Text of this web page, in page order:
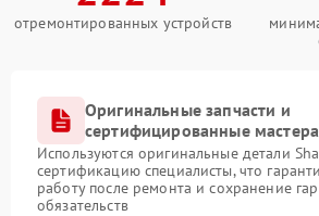
отремонтированных устройств
Оригинальные запчасти и
сертифицированные мастера
Используются оригинальные детали
сертификацию специалисты, что
работу после ремонта и сохранение
обязательств